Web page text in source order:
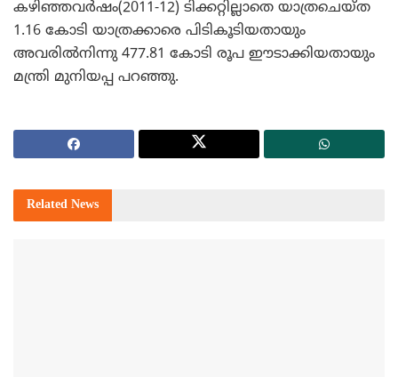
കഴിഞ്ഞവര്‍ഷം(2011-12) ടിക്കറ്റില്ലാതെ യാത്രചെയ്ത
1.16 കോടി യാത്രക്കാരെ പിടികൂടിയതായും
അവരില്‍നിന്നു 477.81 കോടി രൂപ ഈടാക്കിയതായും
മന്ത്രി മുനിയപ്പ പറഞ്ഞു.
Related News